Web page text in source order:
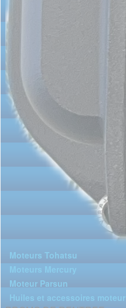
Moteurs Tohatsu
Moteurs Mercury
Moteur Parsun
Huiles et accessoires moteur